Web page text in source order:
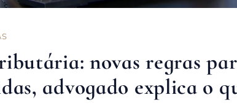
novas regras
advogado explica o